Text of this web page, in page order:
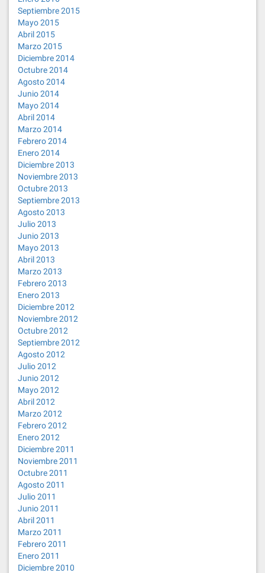
Septiembre 2015
Mayo 2015
Abril 2015
Marzo 2015
Diciembre 2014
Octubre 2014
Agosto 2014
Junio 2014
Mayo 2014
Abril 2014
Marzo 2014
Febrero 2014
Enero 2014
Diciembre 2013
Noviembre 2013
Octubre 2013
Septiembre 2013
Agosto 2013
Julio 2013
Junio 2013
Mayo 2013
Abril 2013
Marzo 2013
Febrero 2013
Enero 2013
Diciembre 2012
Noviembre 2012
Octubre 2012
Septiembre 2012
Agosto 2012
Julio 2012
Junio 2012
Mayo 2012
Abril 2012
Marzo 2012
Febrero 2012
Enero 2012
Diciembre 2011
Noviembre 2011
Octubre 2011
Agosto 2011
Julio 2011
Junio 2011
Abril 2011
Marzo 2011
Febrero 2011
Enero 2011
Diciembre 2010